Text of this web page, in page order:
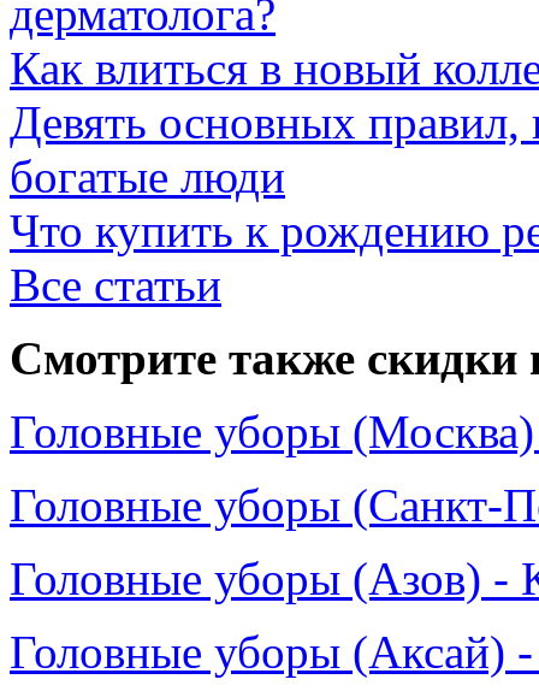
дерматолога?
Как влиться в новый
Девять основных
богатые люди
Что купить к рождению
Все статьи
Смотрите также скидки
Головные уборы (Москва)
Головные уборы (Санкт-
Головные уборы (Азов) -
Головные уборы (Аксай) -